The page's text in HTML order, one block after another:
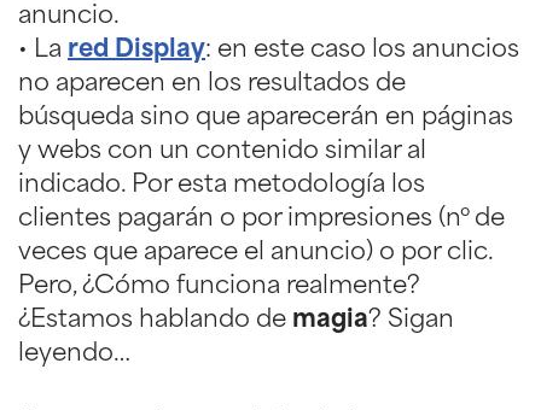
anuncio.
• La red Display: en este caso los anuncios
no aparecen en los resultados de
búsqueda sino que aparecerán en páginas
y webs con un contenido similar al
indicado. Por esta metodología los
clientes pagarán o por impresiones (nº de
veces que aparece el anuncio) o por clic.
Pero, ¿Cómo funciona realmente?
¿Estamos hablando de magia? Sigan
leyendo…